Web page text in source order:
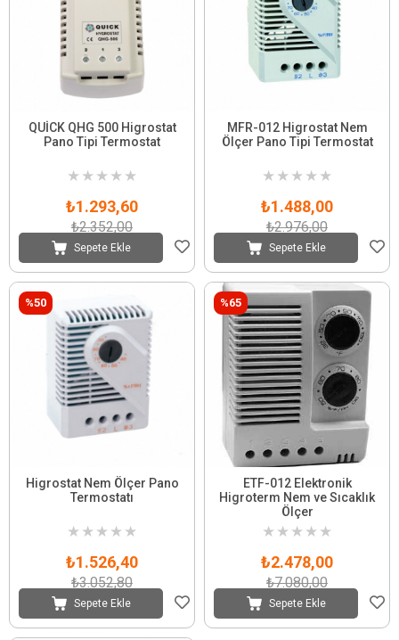
QUİCK QHG 500 Higrostat
Pano Tipi Termostat
★ ★ ★ ★ ★
₺1.293,60
₺2.352,00
Sepete Ekle
MFR-012 Higrostat Nem
Ölçer Pano Tipi Termostat
★ ★ ★ ★ ★
₺1.488,00
₺2.976,00
Sepete Ekle
Higrostat Nem Ölçer Pano
Termostatı
★ ★ ★ ★ ★
₺1.526,40
₺3.052,80
Sepete Ekle
%50
ETF-012 Elektronik
Higroterm Nem ve Sıcaklık
Ölçer
★ ★ ★ ★ ★
₺2.478,00
₺7.080,00
Sepete Ekle
%65